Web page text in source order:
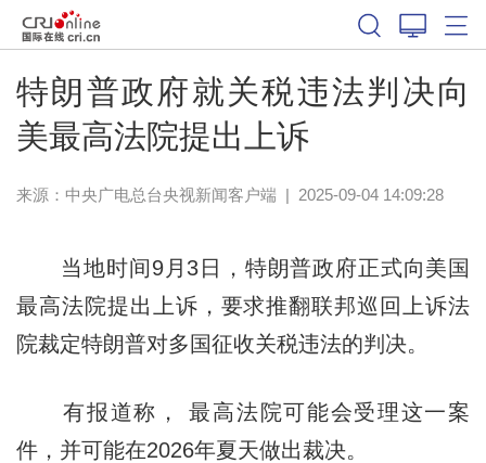
特朗普政府就关税违法判决向
美最高法院提出上诉
来源： 中央广电总台央视新闻客户端 | 2025-09-04 14:09:28
当地时间9月3日，特朗普政府正式向美国
最高法院提出上诉，要求推翻联邦巡回上诉法
院裁定特朗普对多国征收关税违法的判决。
有报道称， 最高法院可能会受理这一案
件，并可能在2026年夏天做出裁决。